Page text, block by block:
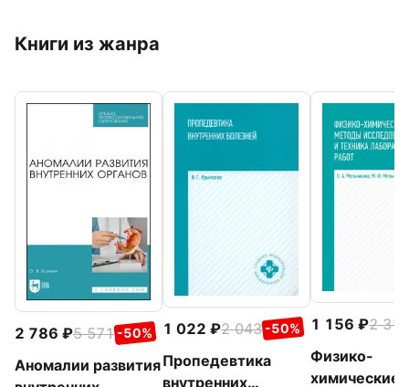
Книги из жанра
2 786 5 571 -50%
Аномалии развития
1 022 2 043 -50%
Пропедевтика
внутренних
1 156
2 311
Физико-
химические